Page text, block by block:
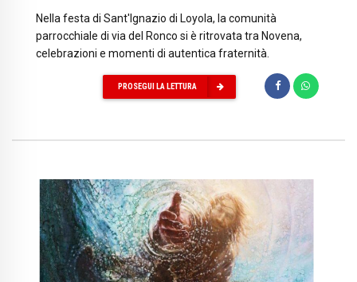
Nella festa di Sant'Ignazio di Loyola, la comunità
parrocchiale di via del Ronco si è ritrovata tra Novena,
celebrazioni e momenti di autentica fraternità.
PROSEGUI LA LETTURA